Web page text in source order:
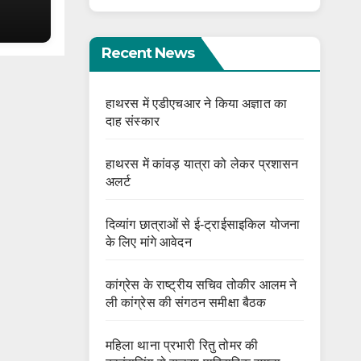
Recent News
हाथरस में एडीएचआर ने किया अज्ञात का
दाह संस्कार
हाथरस में कांवड़ यात्रा को लेकर प्रशासन
अलर्ट
दिव्यांग छात्राओं से ई-ट्राईसाइकिल योजना
के लिए मांगे आवेदन
कांग्रेस के राष्ट्रीय सचिव तोकीर आलम ने
ली कांग्रेस की संगठन समीक्षा बैठक
महिला थाना प्रभारी रितु तोमर की